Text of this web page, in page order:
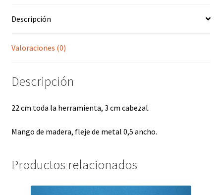
Descripción
Valoraciones (0)
Descripción
22 cm toda la herramienta, 3 cm cabezal.
Mango de madera, fleje de metal 0,5 ancho.
Productos relacionados